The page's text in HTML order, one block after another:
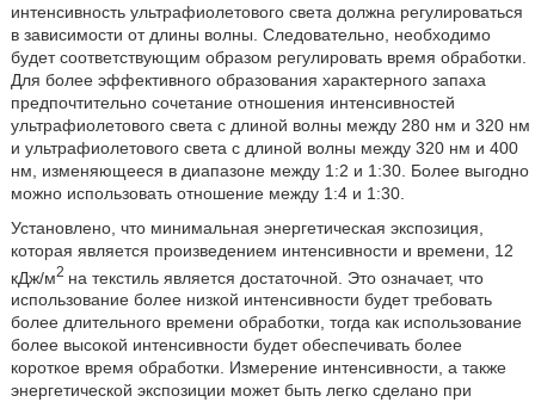
интенсивность ультрафиолетового света должна регулироваться
в зависимости от длины волны. Следовательно, необходимо
будет соответствующим образом регулировать время обработки.
Для более эффективного образования характерного запаха
предпочтительно сочетание отношения интенсивностей
ультрафиолетового света с длиной волны между 280 нм и 320 нм
и ультрафиолетового света с длиной волны между 320 нм и 400
нм, изменяющееся в диапазоне между 1:2 и 1:30. Более выгодно
можно использовать отношение между 1:4 и 1:30.
Установлено, что минимальная энергетическая экспозиция,
которая является произведением интенсивности и времени, 12
кДж/м2 на текстиль является достаточной. Это означает, что
использование более низкой интенсивности будет требовать
более длительного времени обработки, тогда как использование
более высокой интенсивности будет обеспечивать более
короткое время обработки. Измерение интенсивности, а также
энергетической экспозиции может быть легко сделано при